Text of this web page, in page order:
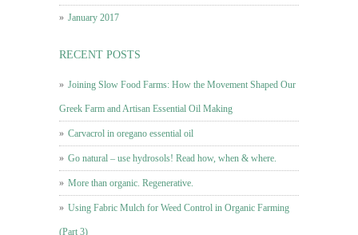
January 2017
RECENT POSTS
Joining Slow Food Farms: How the Movement Shaped Our
Greek Farm and Artisan Essential Oil Making
Carvacrol in oregano essential oil
Go natural – use hydrosols! Read how, when & where.
More than organic. Regenerative.
Using Fabric Mulch for Weed Control in Organic Farming
(Part 3)